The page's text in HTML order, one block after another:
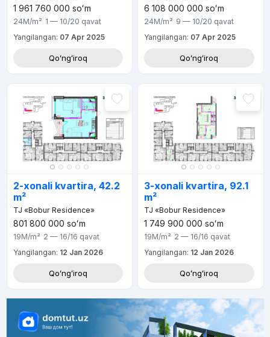
1 961 760 000 soʻm
24M/m² 1 — 10/20 qavat
Yangilangan: 07 Apr 2025
Qoʻngʻiroq
6 108 000 000 soʻm
24M/m² 9 — 10/20 qavat
Yangilangan: 07 Apr 2025
Qoʻngʻiroq
2-xonali kvartira, 42.2
m²
TJ «Bobur Residence»
801 800 000 soʻm
19M/m² 2 — 16/16 qavat
Yangilangan: 12 Jan 2026
Qoʻngʻiroq
3-xonali kvartira, 92.1
m²
TJ «Bobur Residence»
1 749 900 000 soʻm
19M/m² 2 — 16/16 qavat
Yangilangan: 12 Jan 2026
Qoʻngʻiroq